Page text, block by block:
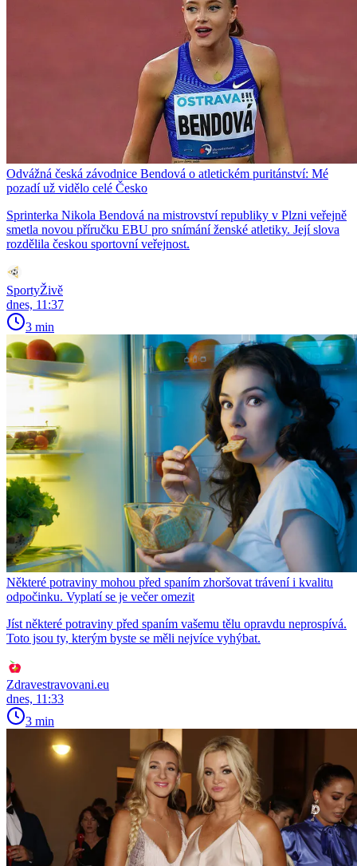
Odvážná česká závodnice Bendová o atletickém puritánství: Mé
pozadí už vidělo celé Česko
Sprinterka Nikola Bendová na mistrovství republiky v Plzni veřejně
smetla novou příručku EBU pro snímání ženské atletiky. Její slova
rozdělila českou sportovní veřejnost.
SportyŽivě
dnes, 11:37
3 min
Některé potraviny mohou před spaním zhoršovat trávení i kvalitu
odpočinku. Vyplatí se je večer omezit
Jíst některé potraviny před spaním vašemu tělu opravdu neprospívá.
Toto jsou ty, kterým byste se měli nejvíce vyhýbat.
Zdravestravovani.eu
dnes, 11:33
3 min